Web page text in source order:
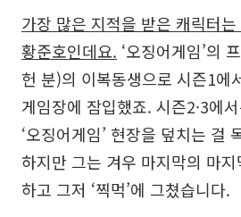
가장 많은 지적을 받은 캐릭터
황준호인데요. ‘오징어게임’의
헌 분)의 이복동생으로 시즌1에
게임장에 잠입했죠. 시즌2·3에
‘오징어게임’ 현장을 덮치는 걸
하지만 그는 겨우 마지막의 마
하고 그저 ‘찍먹’에 그쳤습니다.